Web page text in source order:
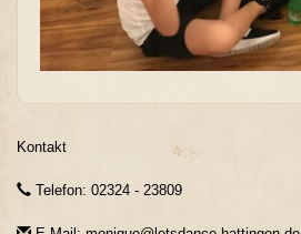
Kontakt
Telefon: 02324 - 23809